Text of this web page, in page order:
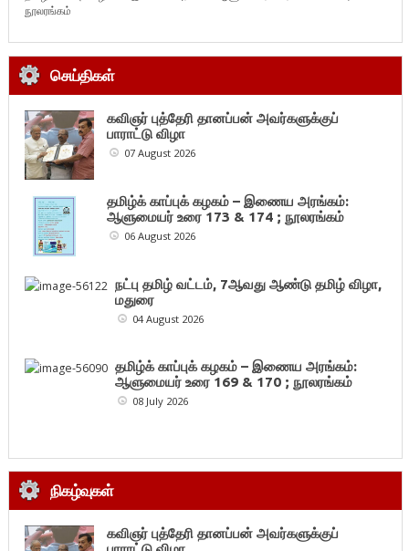
நூலரங்கம்
செய்திகள்
கவிஞர் புத்தேரி தானப்பன் அவர்களுக்குப்
பாராட்டு விழா
07 August 2026
தமிழ்க் காப்புக் கழகம் – இணைய அரங்கம்:
ஆளுமையர் உரை 173 & 174 ; நூலரங்கம்
06 August 2026
நட்பு தமிழ் வட்டம், 7ஆவது ஆண்டு தமிழ் விழா,
மதுரை
04 August 2026
தமிழ்க் காப்புக் கழகம் – இணைய அரங்கம்:
ஆளுமையர் உரை 169 & 170 ; நூலரங்கம்
08 July 2026
நிகழ்வுகள்
கவிஞர் புத்தேரி தானப்பன் அவர்களுக்குப்